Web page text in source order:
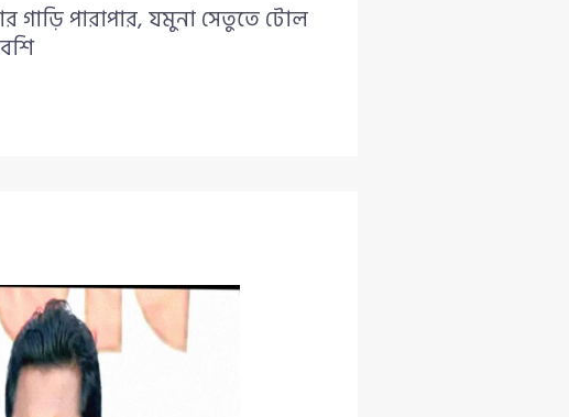
গাড়ি পারাপার, যমুনা সেতুতে টোল